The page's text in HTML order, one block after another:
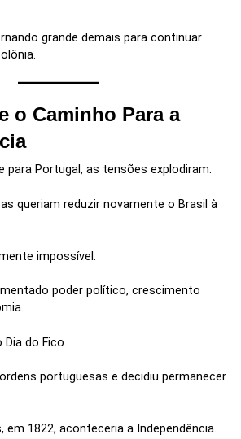
grande demais para continuar
o Caminho Para a
para Portugal, as tensões explodiram.
queriam reduzir novamente o Brasil à
impossível.
poder político, crescimento
do Fico.
portuguesas e decidiu permanecer
em 1822, aconteceria a Independência.